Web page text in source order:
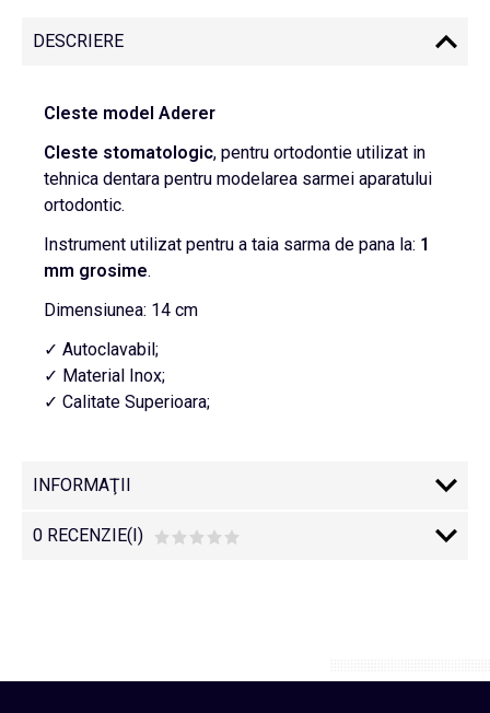
DESCRIERE
Cleste model Aderer
Cleste stomatologic, pentru ortodontie utilizat in
tehnica dentara pentru modelarea sarmei aparatului
ortodontic.
Instrument utilizat pentru a taia sarma de pana la: 1
mm grosime.
Dimensiunea: 14 cm
✓ Autoclavabil;
✓ Material Inox;
✓ Calitate Superioara;
INFORMAŢII
0 RECENZIE(I)